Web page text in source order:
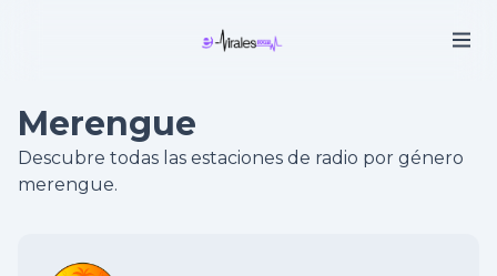
Merengue
Descubre todas las estaciones de radio por género
merengue.